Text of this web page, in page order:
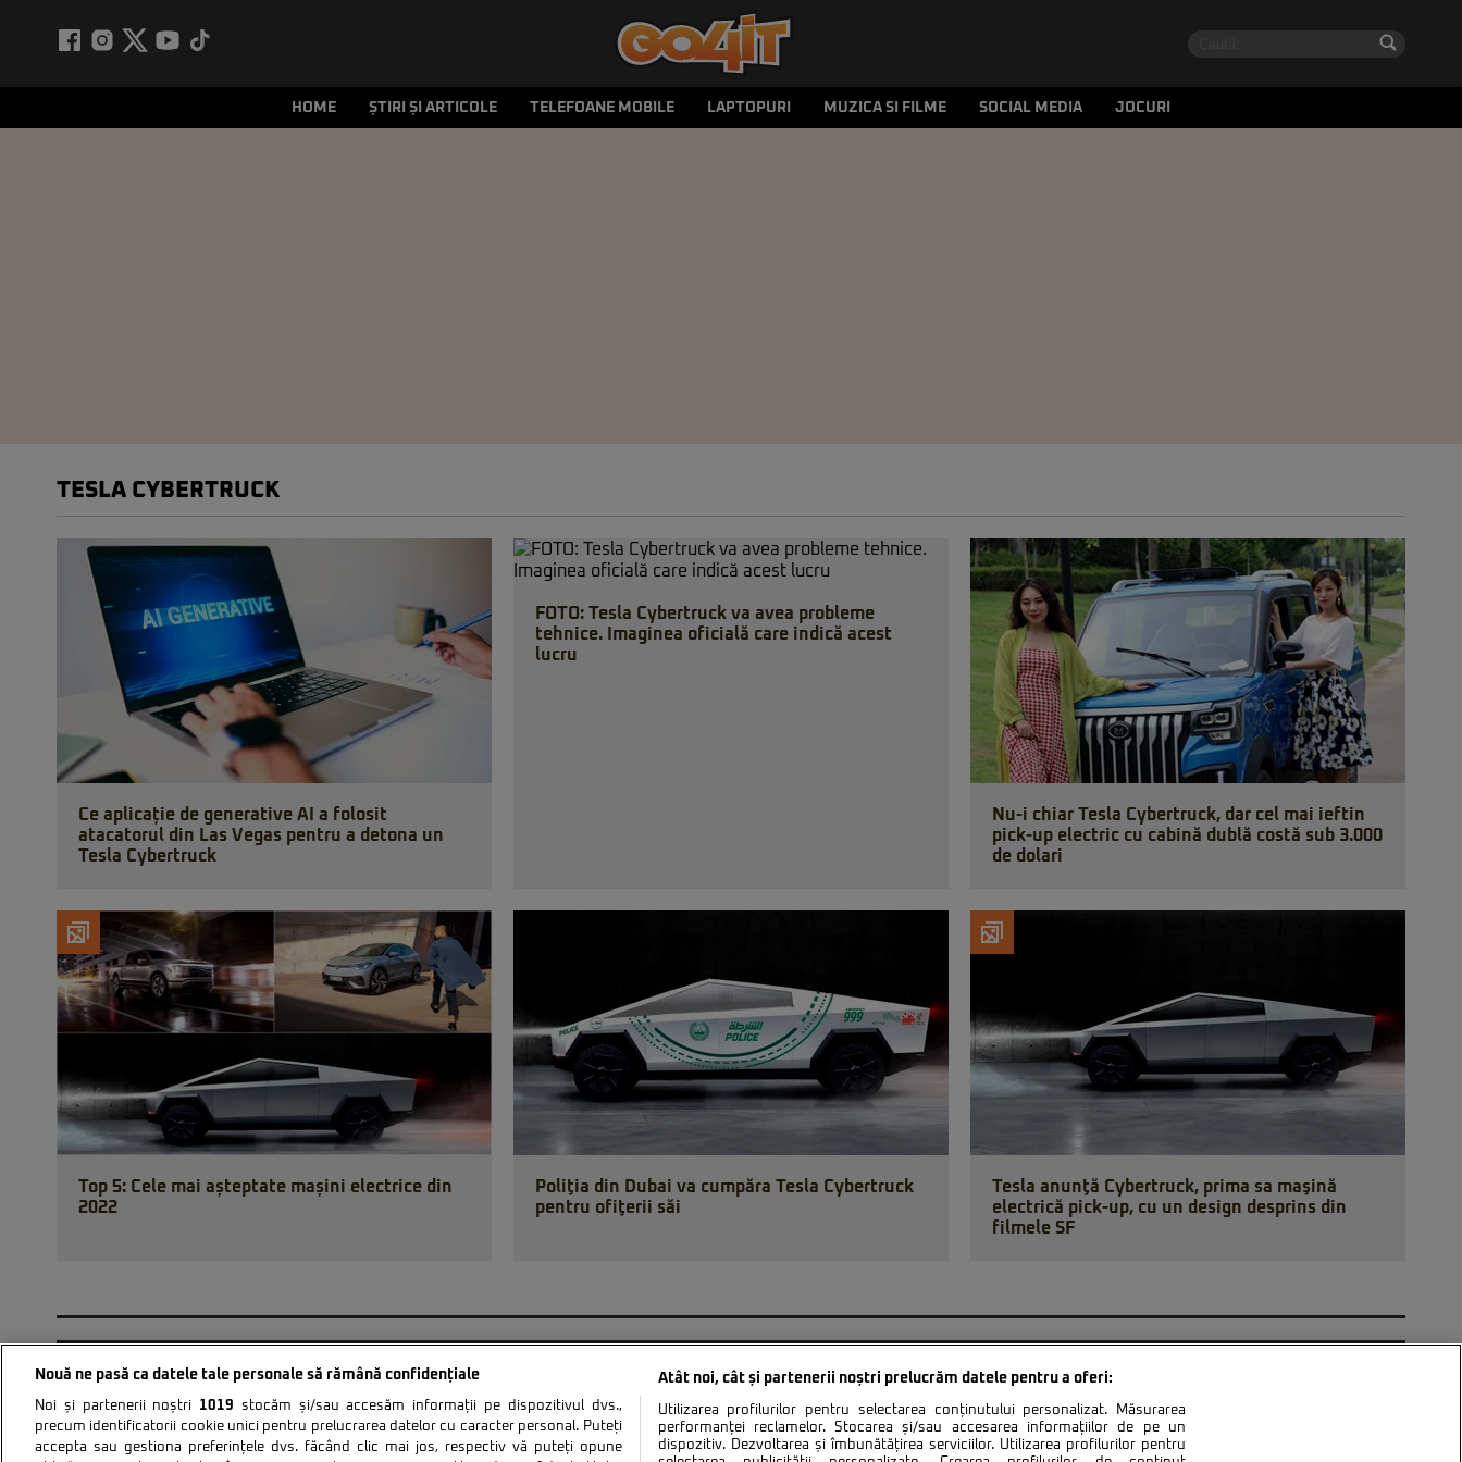
HOME ȘTIRI ȘI ARTICOLE TELEFOANE MOBILE LAPTOPURI MUZICA SI FILME SOCIAL MEDIA JOCURI
TESLA CYBERTRUCK
Ce aplicație de generative AI a folosit
atacatorul din Las Vegas pentru a detona un
Tesla Cybertruck
FOTO: Tesla Cybertruck va avea probleme
tehnice. Imaginea oficială care indică acest
lucru
Nu-i chiar Tesla Cybertruck, dar cel mai ieftin
pick-up electric cu cabină dublă costă sub 3.000
de dolari
Top 5: Cele mai așteptate mașini electrice din
2022
Poliţia din Dubai va cumpăra Tesla Cybertruck
pentru ofiţerii săi
Tesla anunţă Cybertruck, prima sa maşină
electrică pick-up, cu un design desprins din
filmele SF
Politica de confidentialitate Politica de cookies Termeni si conditii Contact Setări Cookies
Nouă ne pasă ca datele tale personale să rămână confidențiale
Noi și partenerii noștri 1019 stocăm și/sau accesăm informații pe dispozitivul dvs.,
precum identificatorii cookie unici pentru prelucrarea datelor cu caracter personal. Puteți
accepta sau gestiona preferințele dvs. făcând clic mai jos, respectiv vă puteți opune
Atât noi, cât și partenerii noștri prelucrăm datele pentru a oferi:
Utilizarea profilurilor pentru selectarea conținutului personalizat. Măsurarea
performanței reclamelor. Stocarea și/sau accesarea informațiilor de pe un
dispozitiv. Dezvoltarea și îmbunătățirea serviciilor. Utilizarea profilurilor pentru